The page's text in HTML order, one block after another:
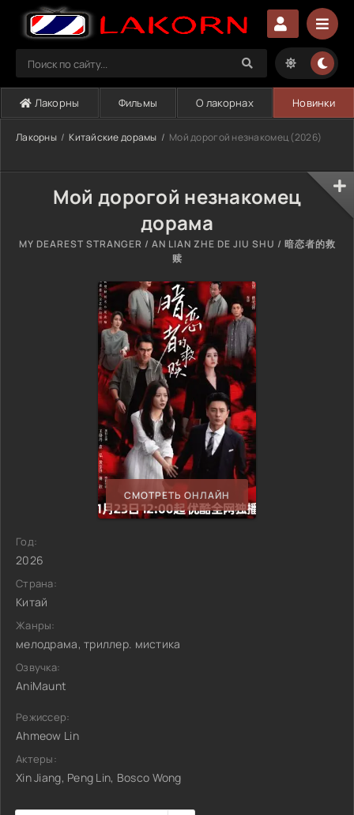
Лакорны Фильмы О лакорнах Новинки
Лакорны Китайские дорамы Мой дорогой незнакомец (2026)
Мой дорогой незнакомец
дорама
MY DEAREST STRANGER / AN LIAN ZHE DE JIU SHU / 暗恋者的救
赎
СМОТРЕТЬ ОНЛАЙН
Год:
2026
Страна:
Китай
Жанры:
мелодрама, триллер. мистика
Озвучка:
AniMaunt
Режиссер:
Ahmeow Lin
Актеры:
Xin Jiang, Peng Lin, Bosco Wong